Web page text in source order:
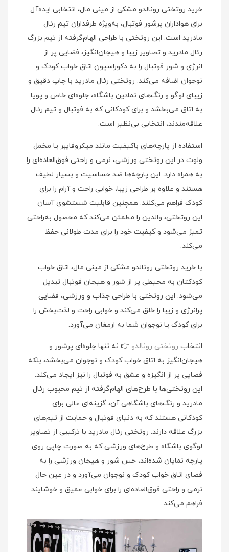
خرید روتختی رونالدو مشکی از مینی مال، انتخابی ایده‌آل
برای هواداران پرشور فوتبال، به‌ویژه طرفداران تیم رئال
مادرید است. این روتختی با طراحی الهام‌گرفته از تیم بزرگ
رئال مادرید و تصاویر زیبا و هیجان‌انگیز، فضایی پر از
انرژی و شور فوتبال را به دکوراسیون اتاق خواب کودک و
نوجوان اضافه می‌کند. روتختی رئال مادرید با چاپ دقیق و
زیبای لوگو و رنگ‌های نمادین باشگاه، جلوه‌ای خاص و پویا
به اتاق می‌بخشد و برای کودکانی که به فوتبال و تیم رئال
علاقه‌مندند، انتخابی بی‌نظیر است.
استفاده از پارچه‌های باکیفیت مانند میکروفایبر یا مخمل
ولوت در این روتختی ورزشی، نرمی و راحتی فوق‌العاده‌ای را
به همراه دارد. این پارچه‌ها ضد حساسیت و بسیار لطیف
هستند و علاوه بر طراحی زیبا، خوابی راحت و آرام را برای
کودک فراهم می‌کنند. همچنین قابلیت شستشوی آسان
این روتختی، والدین را مطمئن می‌کند که محصول به‌راحتی
تمیز می‌شود و کیفیت خود را برای مدت طولانی حفظ
می‌کند.
با خرید روتختی رونالدو مشکی از مینی مال، اتاق خواب
کودکتان به محیطی پر از شور و هیجان فوتبال تبدیل
می‌شود. این روتختی با طراحی جذاب و ورزشی، فضایی
پرانرژی و زیبا را خلق می‌کند و خوابی راحت و لذت‌بخش را
برای کودک یا نوجوان شما به ارمغان می‌آورد.
انتخاب روتختی رونالدو 👉 نه تنها جلوه‌ای پرشور و
هیجان‌انگیز به اتاق خواب کودک و نوجوان می‌بخشد، بلکه
فضایی پر از انگیزه و عشق به فوتبال را نیز ایجاد می‌کند.
این روتختی‌ها با طرح‌های الهام‌گرفته از تیم محبوب رئال
مادرید و رنگ‌های باشگاهی آن، گزینه‌ای عالی برای
کودکانی هستند که به دنیای فوتبال و حمایت از تیم‌های
بزرگ علاقه دارند. روتختی رئال مادرید با ترکیبی از تصاویر
لوگوی باشگاه و طرح‌های ورزشی که به صورت چاپی روی
پارچه نمایان شده‌اند، حس شور و هیجان ورزشی را به
فضای اتاق خواب کودک و نوجوان می‌آورد و در عین حال
نرمی و راحتی فوق‌العاده‌ای را برای خوابی عمیق و خوشایند
فراهم می‌کند.